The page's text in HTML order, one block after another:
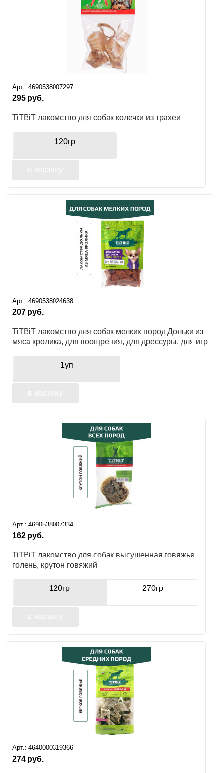
Арт.: 4690538007297
295 руб.
TiTBiT лакомство для собак колечки из трахеи
120гр
Арт.: 4690538024638
207 руб.
TiTBiT лакомство для собак мелких пород Дольки из
мяса кролика, для поощрения, для дрессуры, для игр
1уп
Арт.: 4690538007334
162 руб.
TiTBiT лакомство для собак высушенная говяжья
голень, крутон говяжий
120гр 270гр
Арт.: 4640000319366
274 руб.